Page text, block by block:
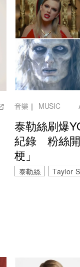
音樂 ｜ MUSIC
泰勒絲刷爆
紀錄 粉絲
梗」
泰勒絲 Taylor